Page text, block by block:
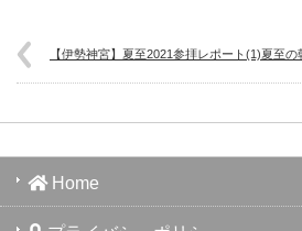
【伊勢神宮】夏至2021参拝レポート(1)夏至
Home